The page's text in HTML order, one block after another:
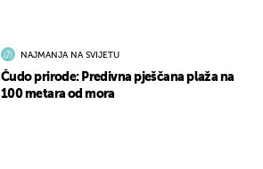
NAJMANJA NA SVIJETU
Čudo prirode: Predivna pješčana plaža na
100 metara od mora